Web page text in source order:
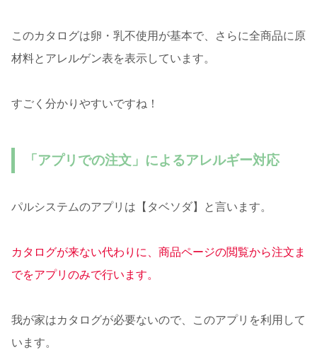
このカタログは卵・乳不使用が基本で、さらに全商品に原
材料とアレルゲン表を表示しています。
すごく分かりやすいですね！
「アプリでの注文」によるアレルギー対応
パルシステムのアプリは【タベソダ】と言います。
カタログが来ない代わりに、商品ページの閲覧から注文ま
でをアプリのみで行います。
我が家はカタログが必要ないので、このアプリを利用して
います。